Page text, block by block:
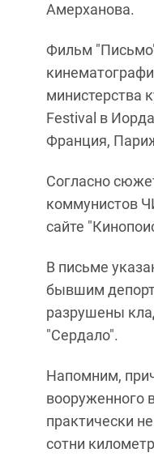
Амерханова.
Фильм
министерства
Festival в
Франция,
Согласно
коммунистов
сайте
В письме
бывшим
разрушены
"Сердало".
Напомним,
вооруженного
практически
сотни